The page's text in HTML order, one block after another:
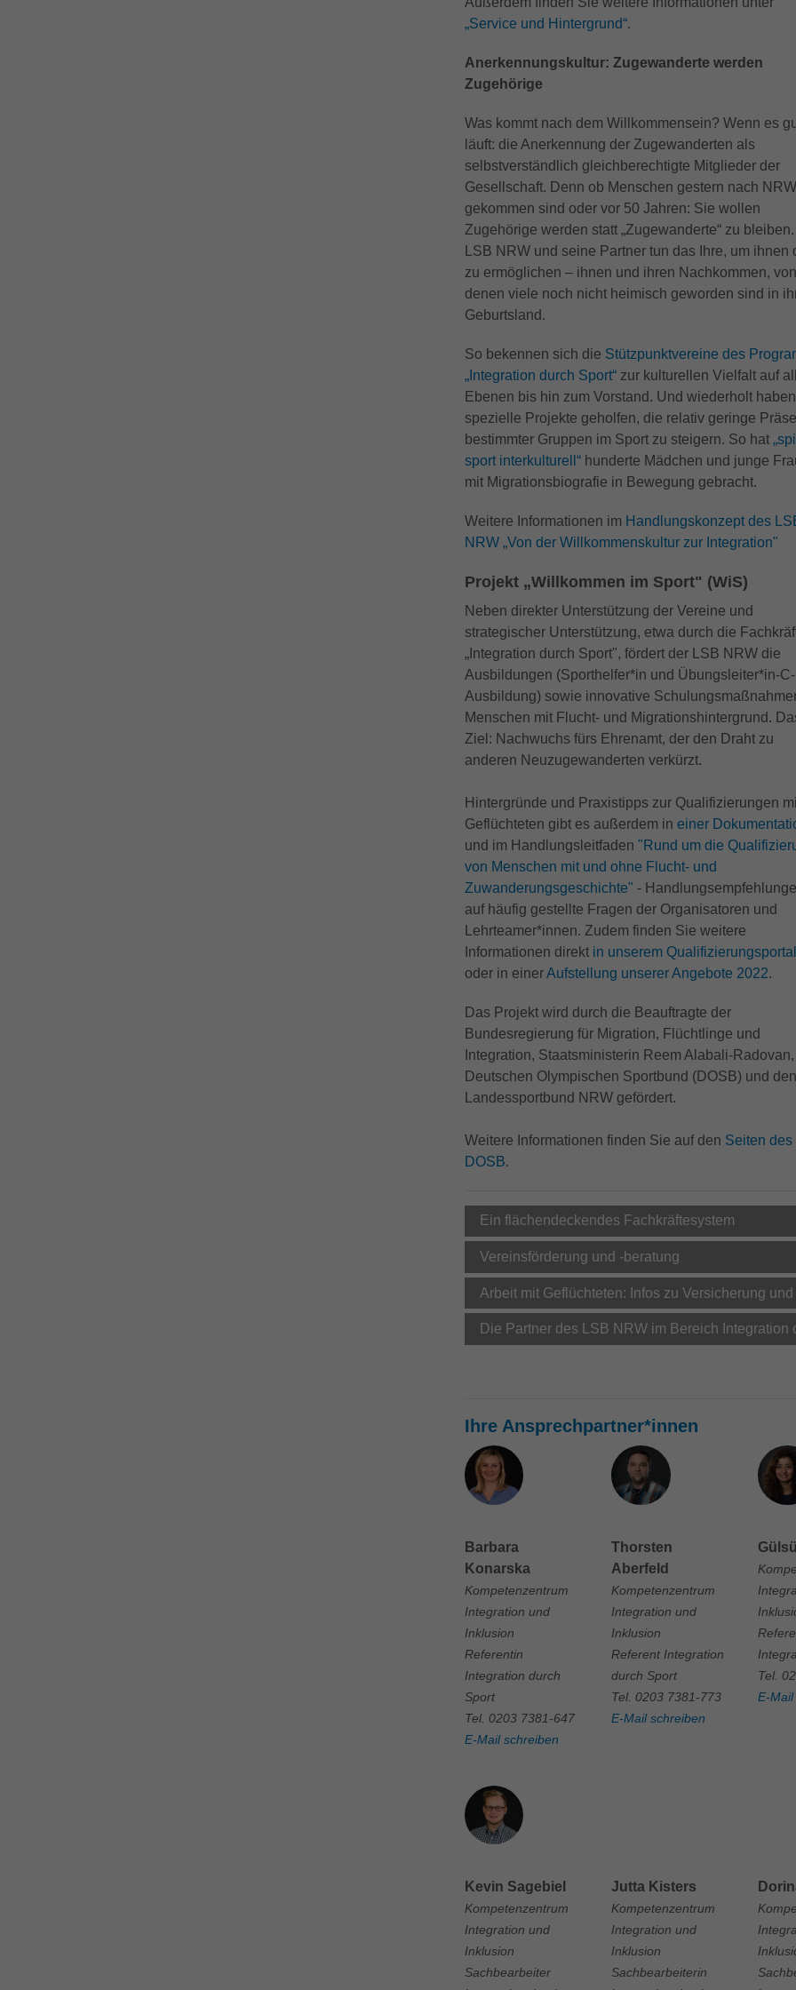
„Service und Hintergrund“.
Anerkennungskultur: Zugewanderte werden
Zugehörige
Was kommt nach dem Willkommensein? Wenn es
läuft: die Anerkennung der Zugewanderten als
selbstverständlich gleichberechtigte Mitglieder der
Gesellschaft. Denn ob Menschen gestern nach NRW
gekommen sind oder vor 50 Jahren: Sie wollen
Zugehörige werden statt „Zugewanderte“ zu
LSB NRW und seine Partner tun das Ihre, um ihnen
zu ermöglichen – ihnen und ihren Nachkommen, von
denen viele noch nicht heimisch geworden sind in
Geburtsland.
So bekennen sich die Stützpunktvereine des
„Integration durch Sport“zur kulturellen Vielfalt auf
Ebenen bis hin zum Vorstand. Und wiederholt haben
spezielle Projekte geholfen, die relativ geringe
bestimmter Gruppen im Sport zu steigern. So hat
sport interkulturell“hunderte Mädchen und junge
mit Migrationsbiografie in Bewegung gebracht.
Weitere Informationen im Handlungskonzept des
NRW „Von der Willkommenskultur zur Integration"
Projekt „Willkommen im Sport" (WiS)
Neben direkter Unterstützung der Vereine und
strategischer Unterstützung, etwa durch die
„Integration durch Sport", fördert der LSB NRW die
Ausbildungen (Sporthelfer*in und Übungsleiter*in-C-
Ausbildung) sowie innovative
Menschen mit Flucht- und Migrationshintergrund.
Ziel: Nachwuchs fürs Ehrenamt, der den Draht zu
anderen Neuzugewanderten verkürzt.
Hintergründe und Praxistipps zur Qualifizierungen
Geflüchteten gibt es außerdem in einer
und im Handlungsleitfaden "Rund um die
von Menschen mit und ohne Flucht- und
Zuwanderungsgeschichte" -
auf häufig gestellte Fragen der Organisatoren und
Lehrteamer*innen. Zudem finden Sie weitere
Informationen direkt in unserem Qualifizierungsportal
oder in einerAufstellung unserer Angebote 2022.
Das Projekt wird durch die Beauftragte der
Bundesregierung für Migration, Flüchtlinge und
Integration, Staatsministerin Reem Alabali-
Deutschen Olympischen Sportbund (DOSB) und den
Landessportbund NRW gefördert.
Weitere Informationen finden Sie auf den Seiten des
DOSB.
Ein flächendeckendes Fachkräftesystem
Vereinsförderung und -beratung
Arbeit mit Geflüchteten: Infos zu Versicherung
Die Partner des LSB NRW im Bereich Integration
Ihre Ansprechpartner*innen
Barbara
Konarska
Kompetenzentrum
Integration und
Inklusion
Referentin
Integration durch
Sport
Tel. 0203 7381-647
E-Mail schreiben
Thorsten
Aberfeld
Kompetenzentrum
Integration und
Inklusion
Referent Integration
durch Sport
Tel. 0203 7381-773
E-Mail schreiben
Tel.
E-
Kevin Sagebiel
Kompetenzentrum
Integration und
Inklusion
Sachbearbeiter
Jutta Kisters
Kompetenzentrum
Integration und
Inklusion
Sachbearbeiterin
umfassen die Anzahl der Besucher, die Quelle,
aus der sie stammen, und die Seiten in
Google Analytics
Wird von Google Analytics benutzt, um
Benutzerverhalten zu analysieren.
test_cookie
15 Minutes
Dieser Cookie wird von doubleclick.net gesetzt,
um zu prüfen, ob der Browser des Nutzers
Cookies unterstützt.
Google LLC
13 Monate
Wird verwendet, um den Sitzungsstatus zu
erhalten.
ReadSpeaker
4 Tage
Speichert die Einstellungen vom ReadSpeaker
1 Jahr
Wird von Google Ads verwendet, um
Nutzeraktionen nach Anzeigenklicks zu verfolgen
Werbung anzuzeigen.
NID
Google
6 Monate
Wird von Google verwendet, um personalisierte
Anzeigen basierend auf vorherigem Verhalten
von Google-Diensten wie Maps, YouTube,
ReCaptcha aktiv.
_fbp
Cookie von Facebook, das für Website-
verwendet wird.
Wir verwenden auf unserer Website externe Inhalte, um Ihnen
NID
YouTube (Google Ireland Limited, Gordon
House, Barrow Street, Dublin 4, Ireland)
Wird verwendet, um YouTube-Inhalte
bereitzustellen bzw. zu sperren.
Cookie-Informationen anzeigen